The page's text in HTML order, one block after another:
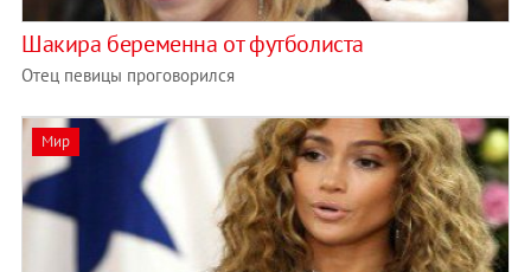
Шакира беременна от футболиста
Отец певицы проговорился
Мир